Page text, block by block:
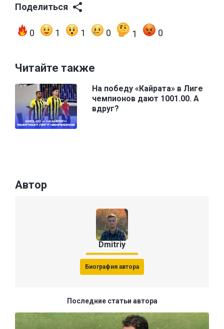
Поделиться
0 1 1 0 1 0
Читайте также
На победу «Кайрата» в Лиге
чемпионов дают 1001.00. А
вдруг?
Автор
Dmitriy
Биография автора
Последние статьи автора